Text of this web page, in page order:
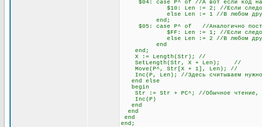
$04: case P^ of //А вот если код
$10: Len := 2; //Если следом за
else Len := 1 //В любом
end;
$05: case P^ of //Аналогично
$FF: Len := 1; //Если следом за
else Len := 2 //В любом
end
end;
X := Length(Str); //
SetLength(Str, X + Len); //
Move(P^, Str[X + 1], Len); //
Inc(P, Len); //Здесь считываем нужное
end else
begin
Str := Str + PC^; //Обычное чтение,
Inc(P)
end
end
end
end;